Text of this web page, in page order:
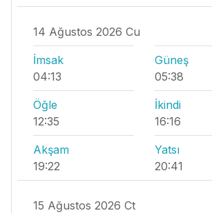
14 Ağustos 2026 Cu
İmsak
04:13
Güneş
05:38
Öğle
12:35
İkindi
16:16
Akşam
19:22
Yatsı
20:41
15 Ağustos 2026 Ct